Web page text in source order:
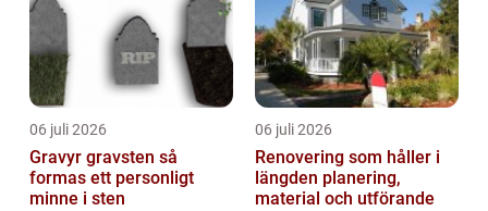
06 juli 2026
Gravyr gravsten så
formas ett personligt
minne i sten
06 juli 2026
Renovering som håller i
längden planering,
material och utförande